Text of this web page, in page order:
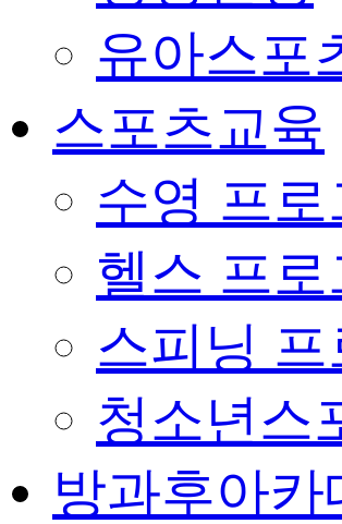
유아스포
스포츠교육
수영 프로
헬스 프로
스피닝
청소년스
방과후아카